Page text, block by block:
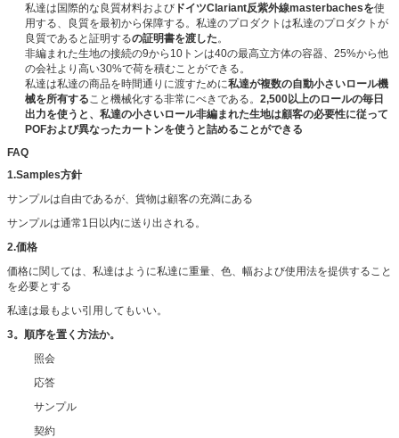
私達は国際的な良質材料および ドイツClariant反紫外線masterbachesを使
用する、良質を最初から保障する。私達のプロダクトは私達のプロダクトが
良質であると証明するの証明書を渡した。
非編まれた生地の接続の9から10トンは40の最高立方体の容器、25%から他
の会社より高い30%で荷を積むことができる。
私達は私達の商品を時間通りに渡すために私達が複数の自動小さいロール機
械を所有すること機械化する非常にべきである。 2,500以上のロールの毎日
出力を使うと、私達の小さいロール非編まれた生地は顧客の必要性に従って
POFおよび異なったカートンを使うと詰めることができる
FAQ
1.Samples方針
サンプルは自由であるが、貨物は顧客の充満にある
サンプルは通常1日以内に送り出される。
2.価格
価格に関しては、私達はように私達に重量、色、幅および使用法を提供すること
を必要とする
私達は最もよい引用してもいい。
3。順序を置く方法か。
照会
応答
サンプル
契約